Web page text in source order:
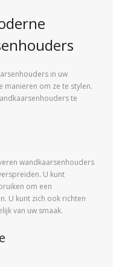
in uw
manieren om ze te stylen.
te
wandkaarsenhouders
U kunt
om een
U kunt zich ook richten
van uw smaak.